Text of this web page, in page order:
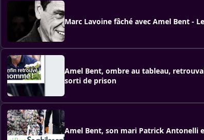
Marc Lavoine fâché avec Amel Bent -
Amel Bent, ombre au tableau,
sorti de prison
Amel Bent, son mari Patrick Antonelli